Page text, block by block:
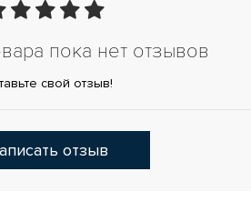
пока нет отзывов
свой отзыв!
отзыв